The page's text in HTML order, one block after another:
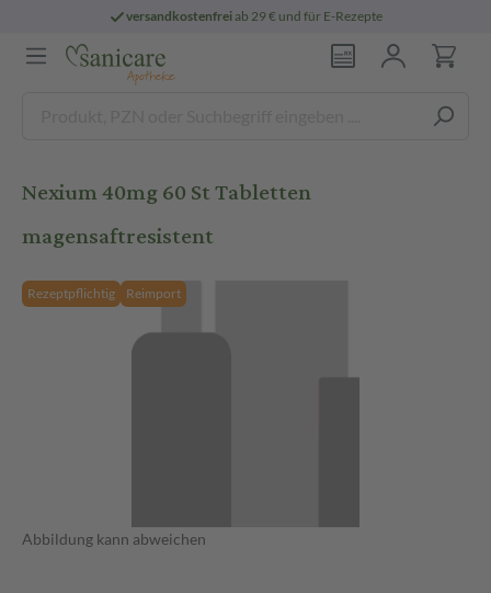
versandkostenfreiab 29 € und für E-Rezepte
Nexium 40mg 60 St Tabletten
magensaftresistent
Rezeptpflichtig Reimport
Abbildung kann abweichen